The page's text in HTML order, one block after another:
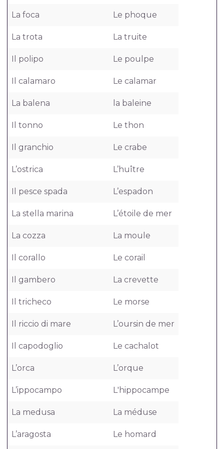
La foca Le phoque
La trota La truite
Il polipo Le poulpe
Il calamaro Le calamar
La balena la baleine
Il tonno Le thon
Il granchio Le crabe
L’ostrica L’huître
Il pesce spada L’espadon
La stella marina L’étoile de mer
La cozza La moule
Il corallo Le corail
Il gambero La crevette
Il tricheco Le morse
Il riccio di mare L’oursin de mer
Il capodoglio Le cachalot
L’orca L’orque
L’ippocampo L'hippocampe
La medusa La méduse
L’aragosta Le homard